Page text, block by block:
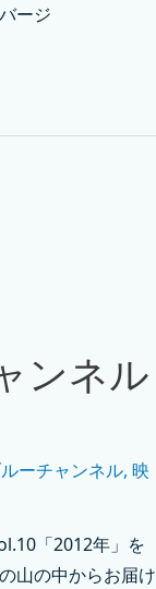
ージ
ンネル
ーチャンネル, 映
「2012年」を
山の中からお届け